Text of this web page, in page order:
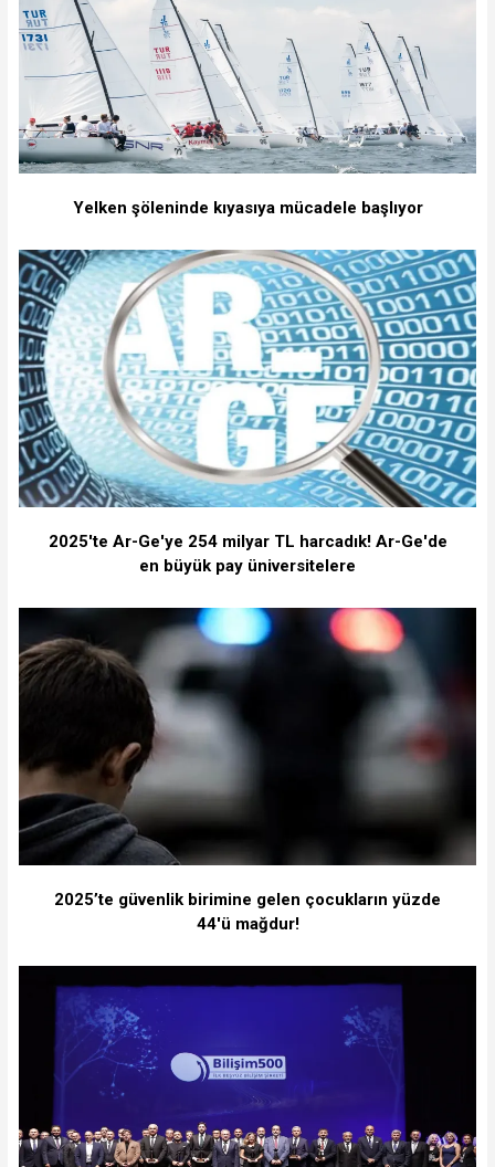
Yelken şöleninde kıyasıya mücadele başlıyor
2025'te Ar-Ge'ye 254 milyar TL harcadık! Ar-Ge'de
en büyük pay üniversitelere
2025’te güvenlik birimine gelen çocukların yüzde
44'ü mağdur!